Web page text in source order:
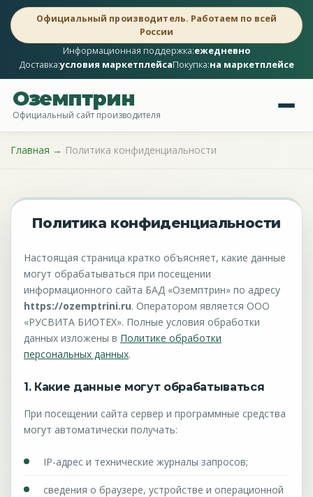
Официальный производитель. Работаем по всей
России
Информационная поддержка:ежедневно
Доставка:условия маркетплейсаПокупка:на маркетплейсе
Оземптрин
Официальный сайт производителя
Главная → Политика конфиденциальности
Политика конфиденциальности
Настоящая страница кратко объясняет, какие данные
могут обрабатываться при посещении
информационного сайта БАД «Оземптрин» по адресу
https://ozemptrini.ru. Оператором является ООО
«РУСВИТА БИОТЕХ». Полные условия обработки
данных изложены в Политике обработки
персональных данных.
1. Какие данные могут обрабатываться
При посещении сайта сервер и программные средства
могут автоматически получать:
IP-адрес и технические журналы запросов;
сведения о браузере, устройстве и операционной